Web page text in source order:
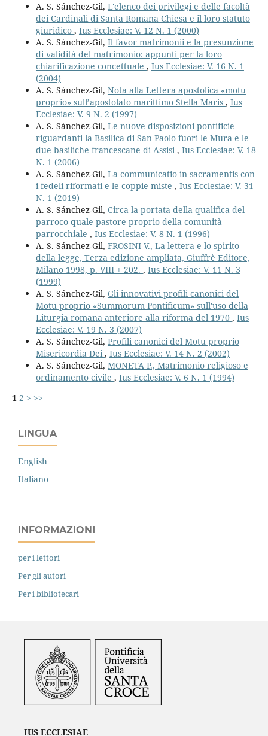
A. S. Sánchez-Gil, L'elenco dei privilegi e delle facoltà
dei Cardinali di Santa Romana Chiesa e il loro statuto
giuridico , Ius Ecclesiae: V. 12 N. 1 (2000)
A. S. Sánchez-Gil, Il favor matrimonii e la presunzione
di validità del matrimonio: appunti per la loro
chiarificazione concettuale , Ius Ecclesiae: V. 16 N. 1
(2004)
A. S. Sánchez-Gil, Nota alla Lettera apostolica «motu
proprio» sull’apostolato marittimo Stella Maris , Ius
Ecclesiae: V. 9 N. 2 (1997)
A. S. Sánchez-Gil, Le nuove disposizioni pontificie
riguardanti la Basilica di San Paolo fuori le Mura e le
due basiliche francescane di Assisi, Ius Ecclesiae: V. 18
N. 1 (2006)
A. S. Sánchez-Gil, La communicatio in sacramentis con
i fedeli riformati e le coppie miste , Ius Ecclesiae: V. 31
N. 1 (2019)
A. S. Sánchez-Gil, Circa la portata della qualifica del
parroco quale pastore proprio della comunità
parrocchiale , Ius Ecclesiae: V. 8 N. 1 (1996)
A. S. Sánchez-Gil, FROSINI V., La lettera e lo spirito
della legge, Terza edizione ampliata, Giuffrè Editore,
Milano 1998, p. VIII + 202. , Ius Ecclesiae: V. 11 N. 3
(1999)
A. S. Sánchez-Gil, Gli innovativi profili canonici del
Motu proprio «Summorum Pontificum» sull'uso della
Liturgia romana anteriore alla riforma del 1970 , Ius
Ecclesiae: V. 19 N. 3 (2007)
A. S. Sánchez-Gil, Profili canonici del Motu proprio
Misericordia Dei, Ius Ecclesiae: V. 14 N. 2 (2002)
A. S. Sánchez-Gil, MONETA P., Matrimonio religioso e
ordinamento civile , Ius Ecclesiae: V. 6 N. 1 (1994)
1 2 > >>
LINGUA
English
Italiano
INFORMAZIONI
per i lettori
Per gli autori
Per i bibliotecari
IUS ECCLESIAE